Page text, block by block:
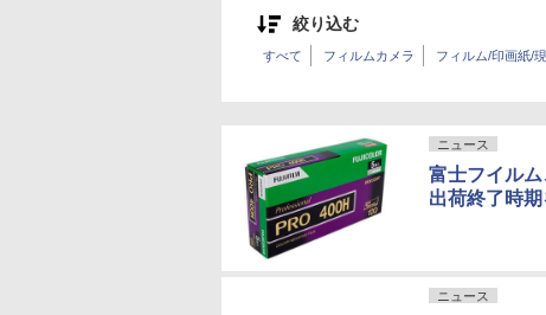
絞り込む
すべて フィルムカメラ フィルム/印画紙/
ニュース
富士フイル
出荷終了時
ニュース